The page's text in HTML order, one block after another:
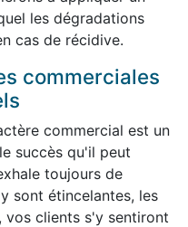
les dégradations
en cas de récidive.
commerciales
commercial est un
succès qu'il peut
toujours de
sont étincelantes, les
vos clients s'y sentiront